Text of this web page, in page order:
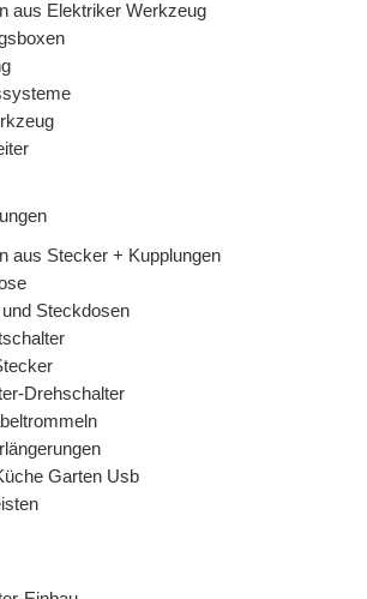
aus Elektriker Werkzeug
aus Stecker + Kupplungen
Steckdosen
Drehschalter
Garten Usb